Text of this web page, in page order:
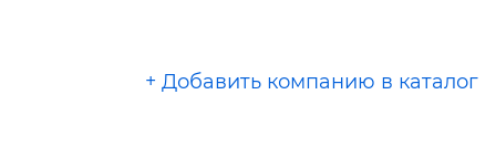
+ Добавить компанию в каталог